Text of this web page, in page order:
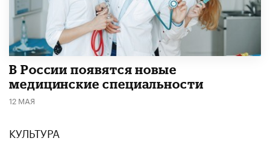
В России появятся новые
медицинские специальности
12 МАЯ
КУЛЬТУРА